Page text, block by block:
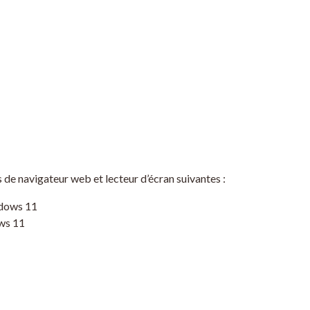
navigateur web et lecteur d’écran suivantes :
11
11